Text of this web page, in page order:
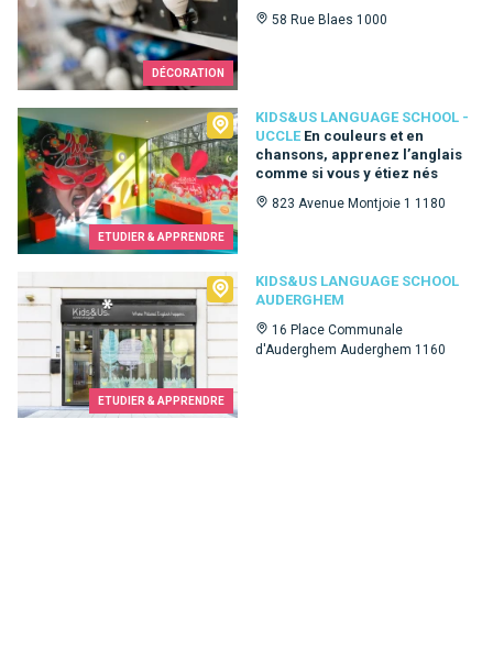
DÉCORATION
58 Rue Blaes 1000
ETUDIER & APPRENDRE
KIDS&US LANGUAGE SCHOOL -
UCCLE En couleurs et en
chansons, apprenez l’anglais
comme si vous y étiez nés
823 Avenue Montjoie 1 1180
Kids&Us language school - Uccle
ETUDIER & APPRENDRE
KIDS&US LANGUAGE SCHOOL
AUDERGHEM
16 Place Communale
d'Auderghem Auderghem 1160
Kids&Us language school Auderghem